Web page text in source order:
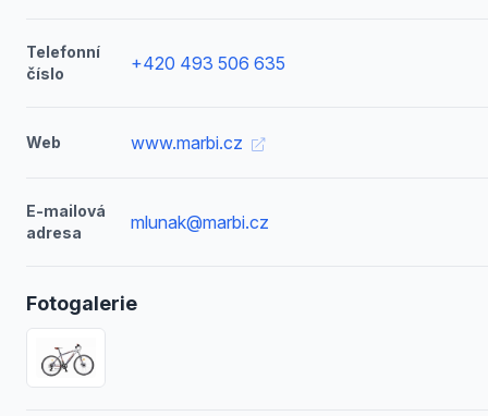
Telefonní
číslo
+420 493 506 635
Web www.marbi.cz
E-mailová
adresa
mlunak@marbi.cz
Fotogalerie